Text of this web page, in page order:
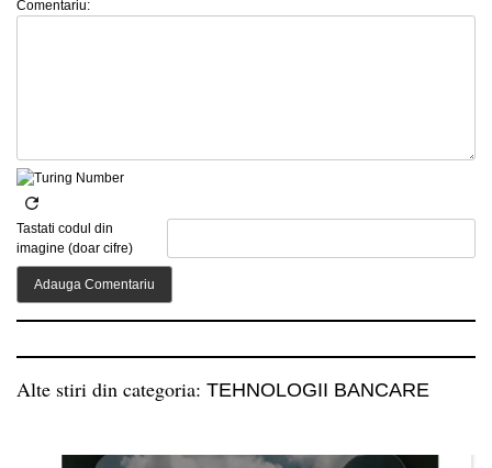
Comentariu:
Tastati codul din
imagine (doar cifre)
Alte stiri din categoria: TEHNOLOGII BANCARE